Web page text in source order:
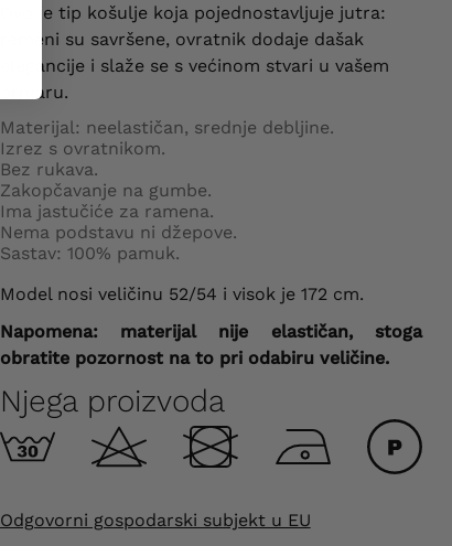
Ovo je tip košulje koja pojednostavljuje jutra:
remeni su savršene, ovratnik dodaje dašak
elegancije i slaže se s većinom stvari u vašem
ormaru.
Materijal: neelastičan, srednje debljine.
Izrez s ovratnikom.
Bez rukava.
Zakopčavanje na gumbe.
Ima jastučiće za ramena.
Nema podstavu ni džepove.
Sastav: 100% pamuk.
Model nosi veličinu 52/54 i visok je 172 cm.
Napomena: materijal nije elastičan, stoga
obratite pozornost na to pri odabiru veličine.
Njega proizvoda
Odgovorni gospodarski subjekt u EU